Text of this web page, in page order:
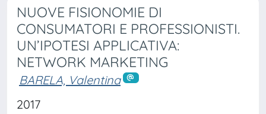
NUOVE FISIONOMIE DI
CONSUMATORI E PROFESSIONISTI.
UN’IPOTESI APPLICATIVA:
NETWORK MARKETING
BARELA, Valentina
2017